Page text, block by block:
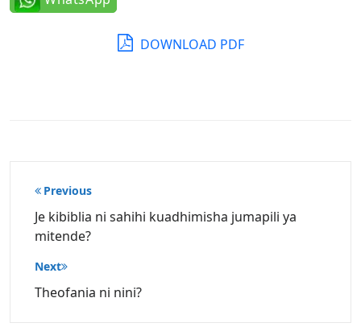
DOWNLOAD PDF
Post
navigation
Previous
Je kibiblia ni sahihi kuadhimisha jumapili ya
mitende?
Next
Theofania ni nini?